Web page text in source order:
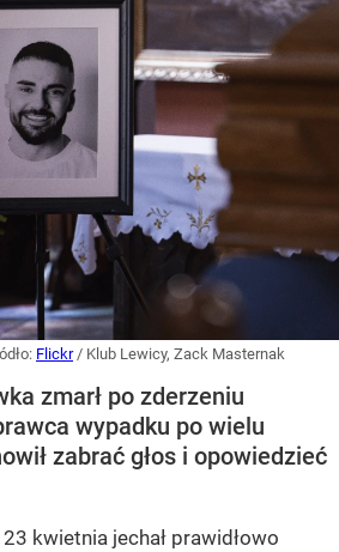
Flickr / Klub Lewicy, Zack Masternak
zmarł po zderzeniu
wypadku po wielu
zabrać głos i opowiedzieć
kwietnia jechał prawidłowo